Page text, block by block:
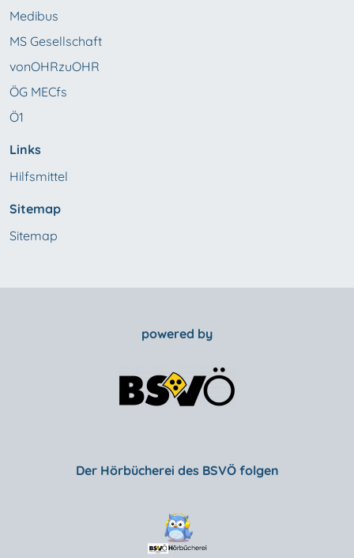
Medibus
MS Gesellschaft
vonOHRzuOHR
ÖG MECfs
Ö1
Links
Hilfsmittel
Sitemap
Sitemap
powered by
Der Hörbücherei des BSVÖ folgen